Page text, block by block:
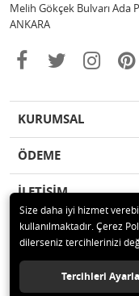
Melih Gökçek Bulvarı Ada
ANKARA
KURUMSAL
ÖDEME
İLETİŞİM
© 2020 ESA ÖLÇÜM VE
Size daha iyi hizmet
kullanılmaktadır. Çerez
dilerseniz tercihlerinizi
Tercihleri Ayarla